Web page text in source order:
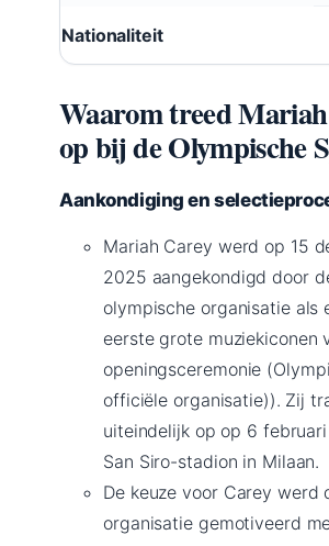
Nationaliteit
Waarom treed
op bij de Olympische
Aankondiging en
Mariah Carey werd op 15
2025 aangekondigd door
olympische organisatie als
eerste grote muziekiconen
openingsceremonie
officiële organisatie)). Zij
uiteindelijk op op 6
San Siro-stadion in Milaan.
De keuze voor Carey werd
organisatie gemotiveerd